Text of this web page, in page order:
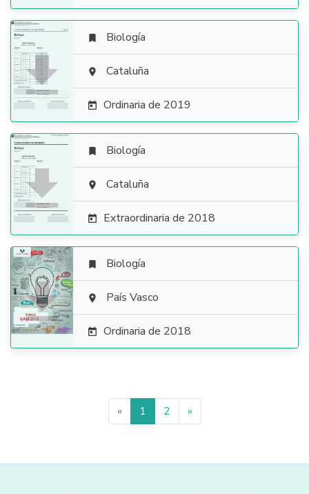

 Biología
 Cataluña
 Ordinaria de 2019

 Biología
 Cataluña
 Extraordinaria de 2018

 Biología
 País Vasco
 Ordinaria de 2018
« 1 2 »